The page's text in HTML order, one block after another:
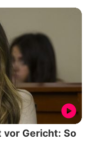
vor Gericht: So